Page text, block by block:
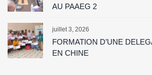
AU PAAEG 2
juillet 3, 2026
FORMATION D’UNE
EN CHINE